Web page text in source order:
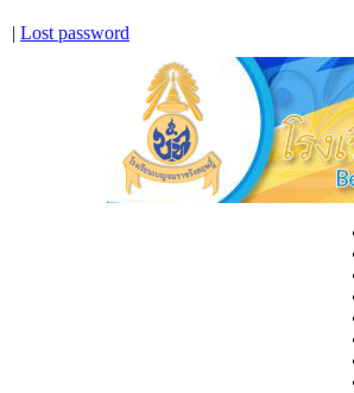
| Lost password